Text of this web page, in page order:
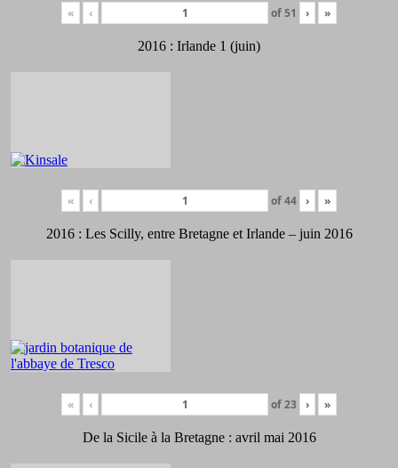
« ‹ of51 › »
2016 : Irlande 1 (juin)
« ‹ of44 › »
2016 : Les Scilly, entre Bretagne et Irlande – juin 2016
« ‹ of23 › »
De la Sicile à la Bretagne : avril mai 2016